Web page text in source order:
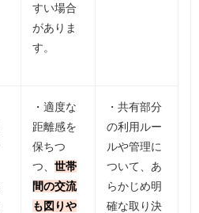
すい場合
がありま
す。
・適度な
距離感を
保ちつ
つ、世帯
間の交流
も図りや
・共有部分
の利用ルー
ルや管理に
ついて、あ
らかじめ明
確な取り決